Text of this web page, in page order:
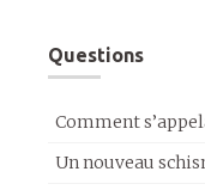
Questions
Comment
Un nouveau